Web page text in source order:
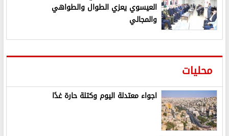
العيسوي يعزي الطوال والطواهي
والمجالي
محليات
اجواء معتدلة اليوم وكتلة حارة غدًا